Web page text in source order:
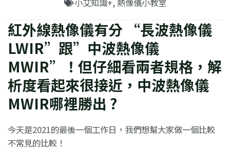
小艾知識+, 熱像儀小教室
紅外線熱像儀有分 “長波熱像儀
LWIR”跟”中波熱像儀
MWIR”！但仔細看兩者規格，解
析度看起來很接近，中波熱像儀
MWIR哪裡勝出 ?
今天是2021的最後一個工作日，我們想幫大家做一個比較
不常見的比較！